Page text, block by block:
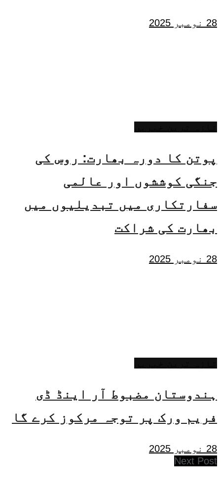
28 نومبر 2025
پوتن کا دورہ بھارت: روس کی
جنگی کوششوں اور عالمی
سفارتکاری میں تبدیلیوں میں
بھارت کی شراکت
28 نومبر 2025
ہندوستان مضبوط آر اینڈ ڈی
فریم ورک پر توجہ مرکوز کرے گا
28 نومبر 2025
Next Post